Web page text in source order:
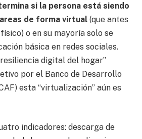
si la persona está siendo
de forma virtual (que antes
o en su mayoría solo se
básica en redes sociales.
digital del hogar”
por el Banco de Desarrollo
esta “virtualización” aún es
indicadores: descarga de